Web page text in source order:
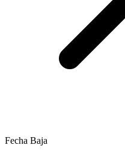
Fecha Baja